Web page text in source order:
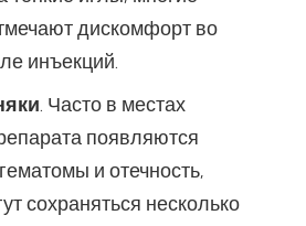
дискомфорт во
инъекций.
. Часто в местах
появляются
и отечность,
сохраняться несколько